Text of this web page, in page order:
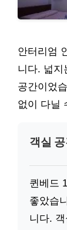
안터리엄
니다. 넓지
공간이었
없이 다닐
객실 공
퀸베드
좋았습
니다.